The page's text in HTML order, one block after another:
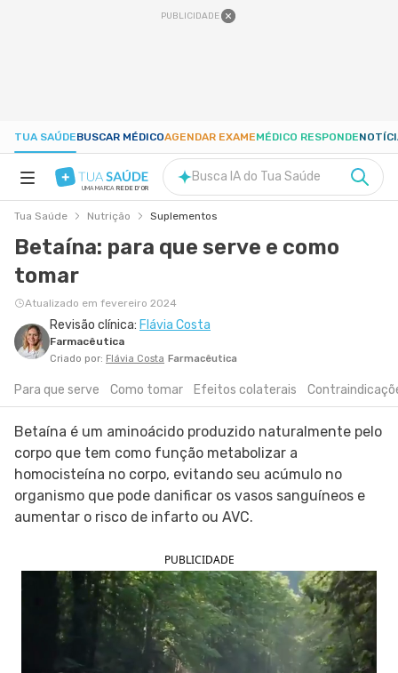
PUBLICIDADE
TUA SAÚDEBUSCAR MÉDICOAGENDAR EXAMEMÉDICO RESPONDE
NUTRIÇÃO
GRAVIDEZ
SIGA O TUA SAÚDE NAS REDES SOCIAIS
UMA MARCA REDE D'OR
Busca IA do Tua Saúde
Tua Saúde Nutrição Suplementos
Betaína: para que serve e como
tomar
Atualizado em fevereiro 2024
Revisão clínica: Flávia Costa
Farmacêutica
Criado por: Flávia Costa Farmacêutica
Para que serve Como tomar Efeitos colaterais
Betaína é um aminoácido produzido naturalmente pelo
corpo que tem como função metabolizar a
homocisteína no corpo, evitando seu acúmulo no
organismo que pode danificar os vasos sanguíneos e
aumentar o risco de infarto ou AVC.
PUBLICIDADE